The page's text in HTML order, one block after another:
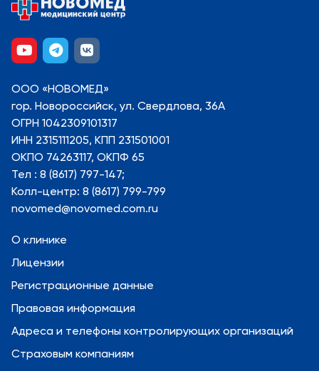
ООО «НОВОМЕД»
гор. Новороссийск, ул. Свердлова, 36А
ОГРН 1042309101317
ИНН 2315111205, КПП 231501001
ОКПО 74263117, ОКПФ 65
Тел : 8 (8617) 797-147;
Колл-центр: 8 (8617) 799-799
novomed@novomed.com.ru
О клинике
Лицензии
Регистрационные данные
Правовая информация
Адреса и телефоны контролирующих организаций
Страховым компаниям